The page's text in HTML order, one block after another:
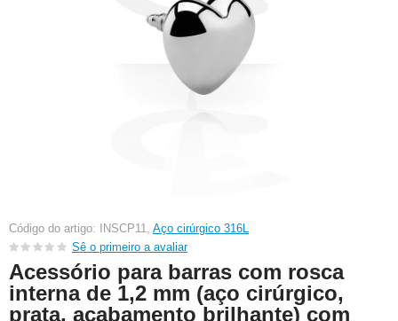
Código do artigo: INSCP11, Aço cirúrgico 316L
Sê o primeiro a avaliar
Acessório para barras com rosca
interna de 1,2 mm (aço cirúrgico,
prata, acabamento brilhante) com